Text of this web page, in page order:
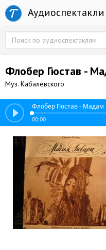
Флобер Гюстав -
Муз. Кабалевского
Флобер Гюстав - Мадам
00:00